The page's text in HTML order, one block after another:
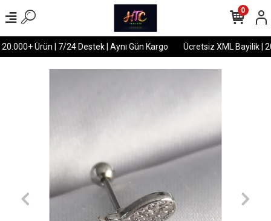
Ürün | 7/24 Destek | Aynı Gün Kargo Ücretsiz XML Bayilik |
0